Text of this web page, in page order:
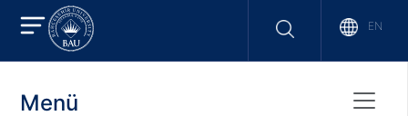
EN
Menü